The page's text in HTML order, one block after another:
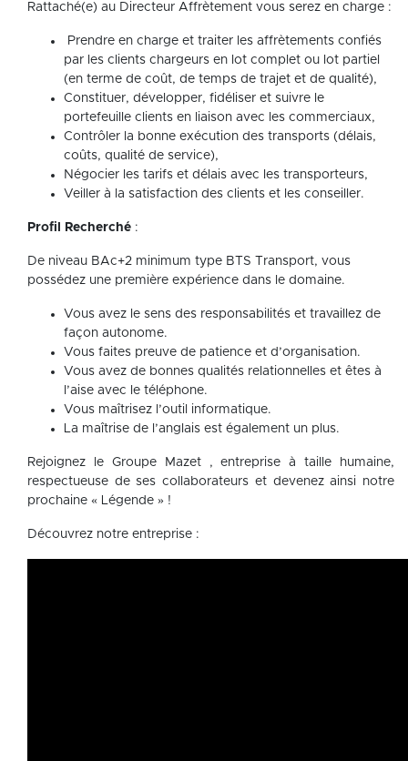
Rattaché(e) au Directeur Affrètement vous serez en charge :
Prendre en charge et traiter les affrètements confiés
par les clients chargeurs en lot complet ou lot partiel
(en terme de coût, de temps de trajet et de qualité),
Constituer, développer, fidéliser et suivre le
portefeuille clients en liaison avec les commerciaux,
Contrôler la bonne exécution des transports (délais,
coûts, qualité de service),
Négocier les tarifs et délais avec les transporteurs,
Veiller à la satisfaction des clients et les conseiller.
Profil Recherché :
De niveau BAc+2 minimum type BTS Transport, vous
possédez une première expérience dans le domaine.
Vous avez le sens des responsabilités et travaillez de
façon autonome.
Vous faites preuve de patience et d’organisation.
Vous avez de bonnes qualités relationnelles et êtes à
l’aise avec le téléphone.
Vous maîtrisez l’outil informatique.
La maîtrise de l’anglais est également un plus.
Rejoignez le Groupe Mazet , entreprise à taille humaine,
respectueuse de ses collaborateurs et devenez ainsi notre
prochaine « Légende » !
Découvrez notre entreprise :